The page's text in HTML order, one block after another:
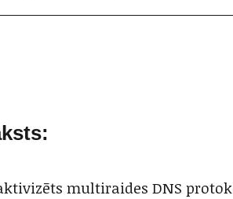
multiraides DNS